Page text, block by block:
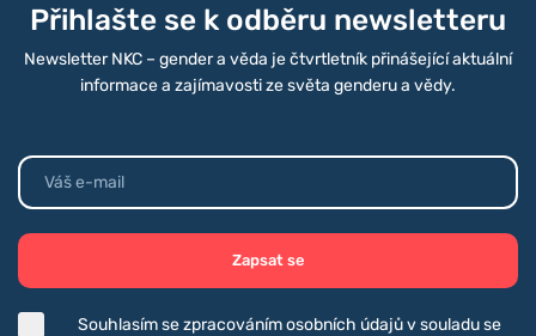
Přihlašte se k odběru newsletteru
Newsletter NKC – gender a věda je čtvrtletník přinášející aktuální
informace a zajímavosti ze světa genderu a vědy.
Zapsat se
Souhlasím se zpracováním osobních údajů v souladu se